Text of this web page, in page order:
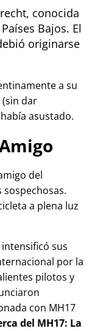
conocida
Bajos. El
originarse
a su
(sin dar
asustado.
del
a plena luz
sus
por la
pilotos y
con MH17
del MH17: La